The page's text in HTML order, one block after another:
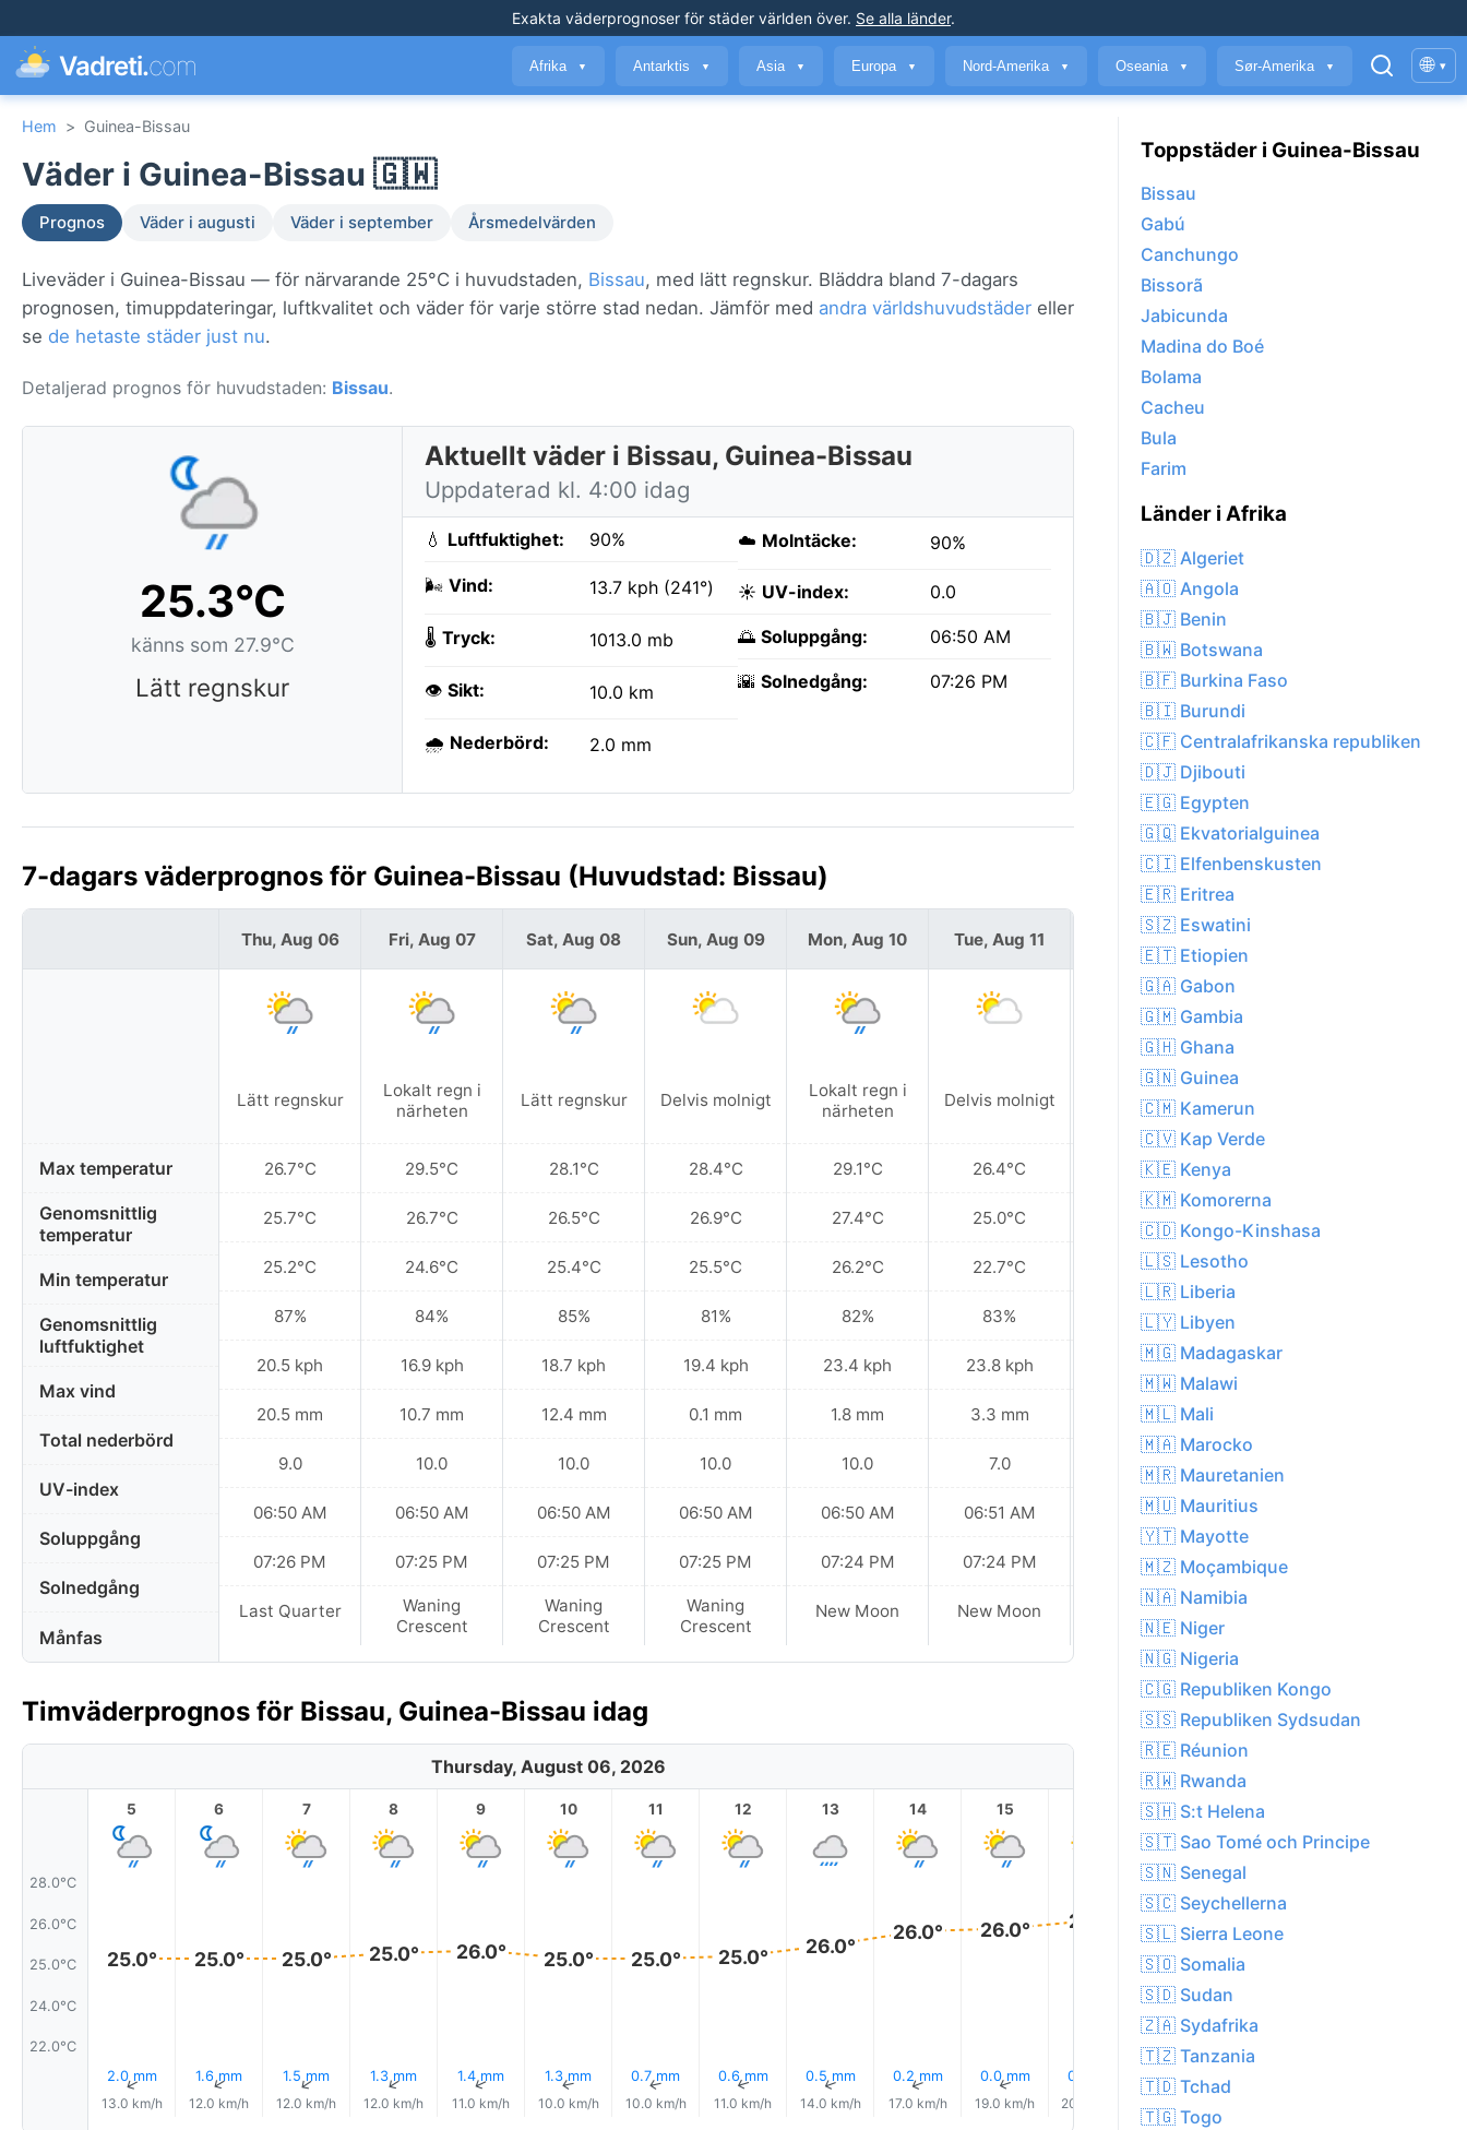
Exakta väderprognoser för städer världen över. Se alla länder.
Vadreti.com Afrika ▼ Antarktis ▼ Asia ▼ Europa ▼ Nord-Amerika ▼ Oseania ▼ Sør-Amerika ▼ 🌐 ▾
Hem > Guinea-Bissau
Väder i Guinea-Bissau 🇬🇼
Prognos Väder i augusti Väder i september Årsmedelvärden
Liveväder i Guinea-Bissau — för närvarande 25°C i huvudstaden, Bissau, med lätt regnskur. Bläddra bland 7-dagars
prognosen, timuppdateringar, luftkvalitet och väder för varje större stad nedan. Jämför med andra världshuvudstäder eller
se de hetaste städer just nu.
Detaljerad prognos för huvudstaden: Bissau.
25.3°C
känns som 27.9°C
Lätt regnskur
Aktuellt väder i Bissau, Guinea-Bissau
Uppdaterad kl. 4:00 idag
💧 Luftfuktighet: 90%
🌬️ Vind: 13.7 kph (241°)
🌡️ Tryck: 1013.0 mb
👁️ Sikt: 10.0 km
🌧️ Nederbörd: 2.0 mm
☁️ Molntäcke: 90%
☀️ UV-index: 0.0
🌅 Soluppgång: 06:50 AM
🌇 Solnedgång: 07:26 PM
7-dagars väderprognos för Guinea-Bissau (Huvudstad: Bissau)
Max temperatur
Genomsnittlig
temperatur
Min temperatur
Genomsnittlig
luftfuktighet
Max vind
Total nederbörd
UV-index
Soluppgång
Solnedgång
Månfas
Thu, Aug 06
Lätt regnskur
26.7°C
25.7°C
25.2°C
87%
20.5 kph
20.5 mm
9.0
06:50 AM
07:26 PM
Last Quarter
Fri, Aug 07
Lokalt regn i
närheten
29.5°C
26.7°C
24.6°C
84%
16.9 kph
10.7 mm
10.0
06:50 AM
07:25 PM
Waning
Crescent
Sat, Aug 08
Lätt regnskur
28.1°C
26.5°C
25.4°C
85%
18.7 kph
12.4 mm
10.0
06:50 AM
07:25 PM
Waning
Crescent
Sun, Aug 09
Delvis molnigt
28.4°C
26.9°C
25.5°C
81%
19.4 kph
0.1 mm
10.0
06:50 AM
07:25 PM
Waning
Crescent
Mon, Aug 10
Lokalt regn i
närheten
29.1°C
27.4°C
26.2°C
82%
23.4 kph
1.8 mm
10.0
06:50 AM
07:24 PM
New Moon
Tue, Aug 11
Delvis molnigt
26.4°C
25.0°C
22.7°C
83%
23.8 kph
3.3 mm
7.0
06:51 AM
07:24 PM
New Moon
Wed, Aug 12
Lokalt regn i
närheten
28.0°C
25.7°C
23.7°C
83%
25.9 kph
0.7 mm
7.0
06:51 AM
07:23 PM
New Moon
Timväderprognos för Bissau, Guinea-Bissau idag
Thursday, August 06, 2026
28.0°C
26.0°C
25.0°C
24.0°C
22.0°C
5
25.0°
2.0 mm
↑
13.0 km/h
6
25.0°
1.6 mm
↑
12.0 km/h
7
25.0°
1.5 mm
↑
12.0 km/h
8
25.0°
1.3 mm
↑
12.0 km/h
9
26.0°
1.4 mm
↑
11.0 km/h
10
25.0°
1.3 mm
↑
10.0 km/h
11
25.0°
0.7 mm
↑
10.0 km/h
12
25.0°
0.6 mm
↑
11.0 km/h
13
26.0°
0.5 mm
↑
14.0 km/h
14
26.0°
0.2 mm
↑
17.0 km/h
15
26.0°
0.0 mm
↑
19.0 km/h
27.0°
0.0 mm
20.0 km/h
17
27.0°
0.1 mm
↑
18
Toppstäder i Guinea-Bissau
Bissau
Gabú
Canchungo
Bissorã
Jabicunda
Madina do Boé
Bolama
Cacheu
Bula
Farim
Länder i Afrika
🇩🇿 Algeriet
🇦🇴 Angola
🇧🇯 Benin
🇧🇼 Botswana
🇧🇫 Burkina Faso
🇧🇮 Burundi
🇨🇫 Centralafrikanska republiken
🇩🇯 Djibouti
🇪🇬 Egypten
🇬🇶 Ekvatorialguinea
🇨🇮 Elfenbenskusten
🇪🇷 Eritrea
🇸🇿 Eswatini
🇪🇹 Etiopien
🇬🇦 Gabon
🇬🇲 Gambia
🇬🇭 Ghana
🇬🇳 Guinea
🇨🇲 Kamerun
🇨🇻 Kap Verde
🇰🇪 Kenya
🇰🇲 Komorerna
🇨🇩 Kongo-Kinshasa
🇱🇸 Lesotho
🇱🇷 Liberia
🇱🇾 Libyen
🇲🇬 Madagaskar
🇲🇼 Malawi
🇲🇱 Mali
🇲🇦 Marocko
🇲🇷 Mauretanien
🇲🇺 Mauritius
🇾🇹 Mayotte
🇲🇿 Moçambique
🇳🇦 Namibia
🇳🇪 Niger
🇳🇬 Nigeria
🇨🇬 Republiken Kongo
🇸🇸 Republiken Sydsudan
🇷🇪 Réunion
🇷🇼 Rwanda
🇸🇭 S:t Helena
🇸🇹 Sao Tomé och Principe
🇸🇳 Senegal
🇸🇨 Seychellerna
🇸🇱 Sierra Leone
🇸🇴 Somalia
🇸🇩 Sudan
🇿🇦 Sydafrika
🇹🇿 Tanzania
🇹🇩 Tchad
🇹🇬 Togo